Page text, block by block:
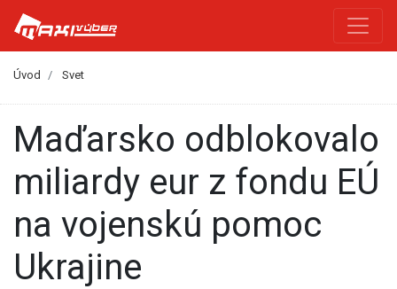
Úvod Svet
Maďarsko odblokovalo
miliardy eur z fondu EÚ
na vojenskú pomoc
Ukrajine